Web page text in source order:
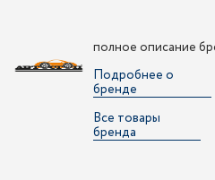
полное описание
Подробнее о
бренде
Все товары
бренда